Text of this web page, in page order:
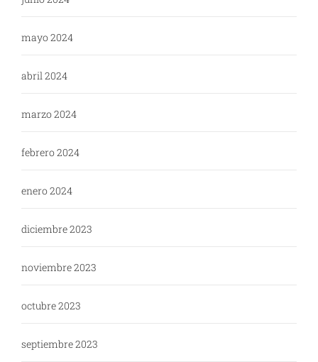
mayo 2024
abril 2024
marzo 2024
febrero 2024
enero 2024
diciembre 2023
noviembre 2023
octubre 2023
septiembre 2023